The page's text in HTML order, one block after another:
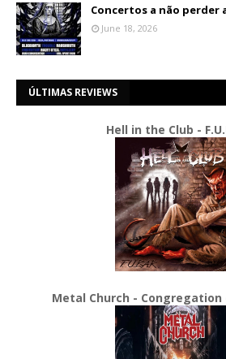
Concertos a não perder
June 18, 2026
ÚLTIMAS REVIEWS
Hell in the Club -
Metal Church -